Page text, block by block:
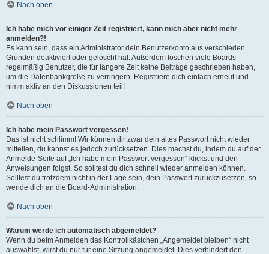
Nach oben
Ich habe mich vor einiger Zeit registriert, kann mich aber nicht mehr
anmelden?!
Es kann sein, dass ein Administrator dein Benutzerkonto aus verschieden
Gründen deaktiviert oder gelöscht hat. Außerdem löschen viele Boards
regelmäßig Benutzer, die für längere Zeit keine Beiträge geschrieben haben,
um die Datenbankgröße zu verringern. Registriere dich einfach erneut und
nimm aktiv an den Diskussionen teil!
Nach oben
Ich habe mein Passwort vergessen!
Das ist nicht schlimm! Wir können dir zwar dein altes Passwort nicht wieder
mitteilen, du kannst es jedoch zurücksetzen. Dies machst du, indem du auf der
Anmelde-Seite auf „Ich habe mein Passwort vergessen“ klickst und den
Anweisungen folgst. So solltest du dich schnell wieder anmelden können.
Solltest du trotzdem nicht in der Lage sein, dein Passwort zurückzusetzen, so
wende dich an die Board-Administration.
Nach oben
Warum werde ich automatisch abgemeldet?
Wenn du beim Anmelden das Kontrollkästchen „Angemeldet bleiben“ nicht
auswählst, wirst du nur für eine Sitzung angemeldet. Dies verhindert den